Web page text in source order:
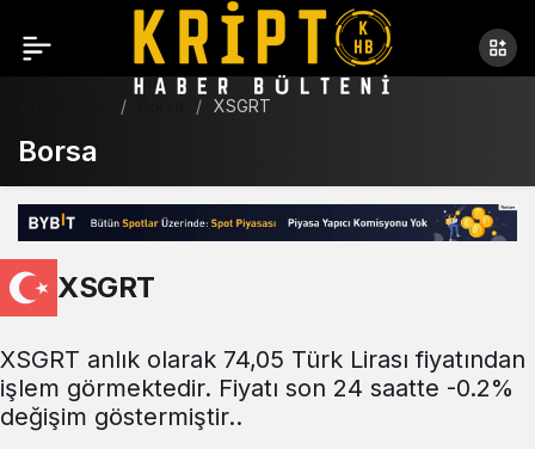
XSGRT
Borsa
XSGRT
XSGRT anlık olarak 74,05 Türk Lirası fiyatından
işlem görmektedir. Fiyatı son 24 saatte -0.2%
değişim göstermiştir..